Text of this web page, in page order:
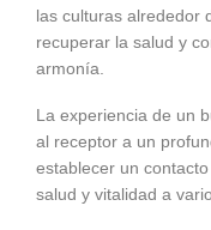
las culturas alrededor
recuperar la salud y
armonía.
La experiencia de un
al receptor a un
establecer un
salud y vitalidad a